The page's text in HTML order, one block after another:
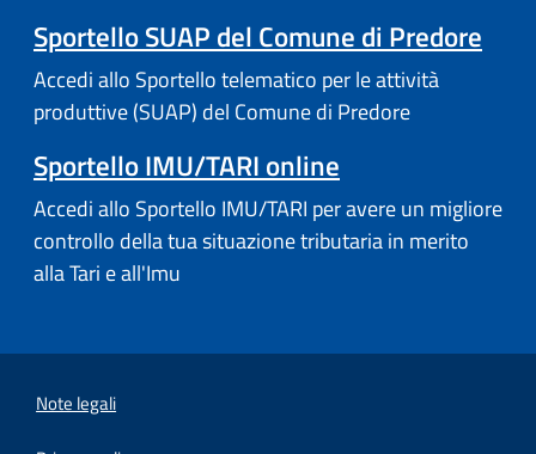
Sportello SUAP del Comune di Predore
Accedi allo Sportello telematico per le attività
produttive (SUAP) del Comune di Predore
Sportello IMU/TARI online
Accedi allo Sportello IMU/TARI per avere un migliore
controllo della tua situazione tributaria in merito
alla Tari e all'Imu
Note legali